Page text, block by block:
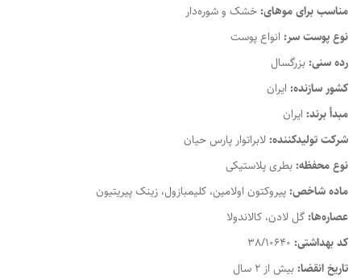
مناسب برای موهای:خشک و شوره‌دار
نوع پوست سر: انواع پوست
رده سنی:بزرگسال
کشور سازنده: ایران
مبدأ برند: ایران
شرکت تولیدکننده: لابراتوار پارس حیان
نوع محفظه:بطری پلاستیکی
ماده شاخص:پیروکتون اولامین، کلیمبازول، زینک پیریتیون
عصاره‌ها:گل لادن، کالاندولا
کد بهداشتی:
تاریخ انقضا:بیش از 2 سال